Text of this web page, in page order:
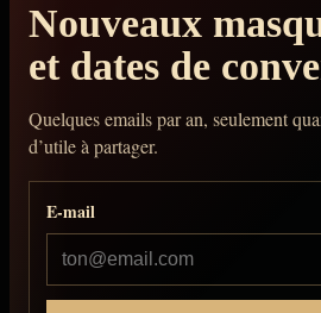
Nouveaux
et dates de
Quelques emails par an, seulement
d’utile à partager.
E-mail